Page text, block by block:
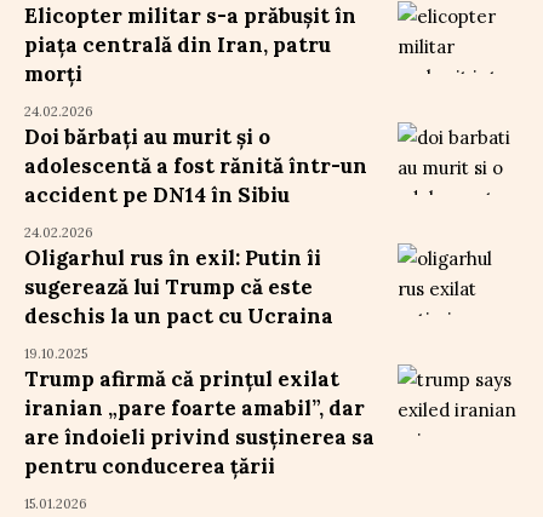
Elicopter militar s-a prăbușit în
piața centrală din Iran, patru
morți
24.02.2026
Doi bărbați au murit și o
adolescentă a fost rănită într-un
accident pe DN14 în Sibiu
24.02.2026
Oligarhul rus în exil: Putin îi
sugerează lui Trump că este
deschis la un pact cu Ucraina
19.10.2025
Trump afirmă că prințul exilat
iranian „pare foarte amabil”, dar
are îndoieli privind susținerea sa
pentru conducerea țării
15.01.2026